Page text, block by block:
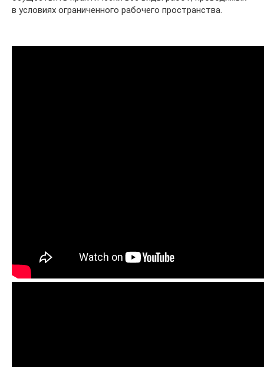
в условиях ограниченного рабочего пространства.